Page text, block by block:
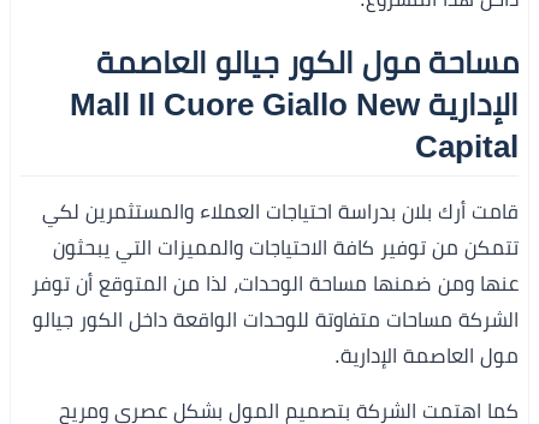
مساحة مول الكور جيالو العاصمة
الإدارية Mall Il Cuore Giallo New
Capital
قامت أرك بلان بدراسة احتياجات العملاء والمستثمرين لكي
تتمكن من توفير كافة الاحتياجات والمميزات التي يبحثون
عنها ومن ضمنها مساحة الوحدات، لذا من المتوقع أن توفر
الشركة مساحات متفاوتة للوحدات الواقعة داخل الكور جيالو
مول العاصمة الإدارية.
كما اهتمت الشركة بتصميم المول بشكل عصري ومريح